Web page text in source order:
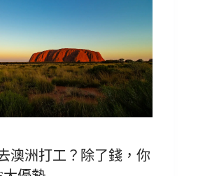
澳洲打工？除了錢，你